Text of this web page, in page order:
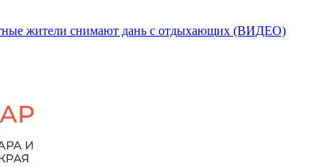
жители снимают дань с отдыхающих (ВИДЕО)